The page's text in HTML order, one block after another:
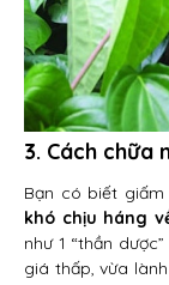
3. Cách chữa
Bạn có biết
khó chịu háng
như 1 “thần
giá thấp, vừa